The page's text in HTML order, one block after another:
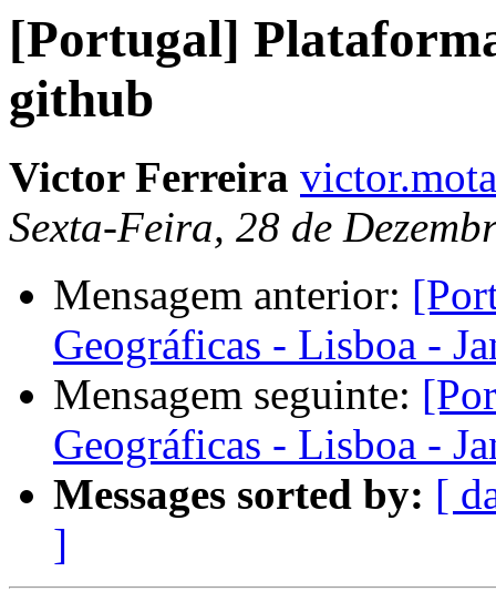
[Portugal]
github
Victor Ferreira
Sexta-Feira, 28 de
Mensagem anterior:
Geográficas - Lisboa -
Mensagem seguinte:
Geográficas - Lisboa -
Messages sorted by: [
]